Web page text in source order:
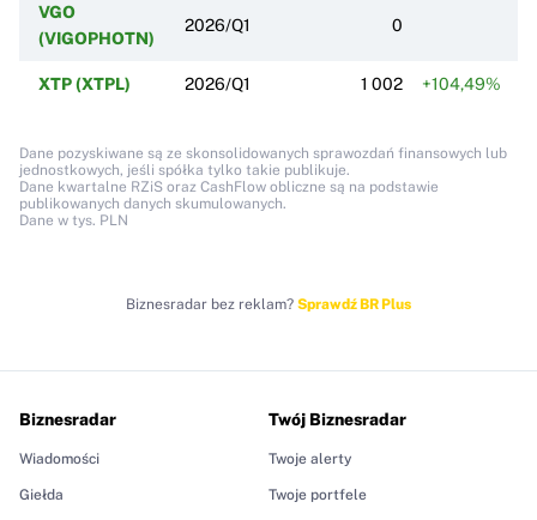
VGO
(VIGOPHOTN)
2026/Q1 0
XTP (XTPL) 2026/Q1 1 002 +104,49%
Dane pozyskiwane są ze skonsolidowanych sprawozdań finansowych lub
jednostkowych, jeśli spółka tylko takie publikuje.
Dane kwartalne RZiS oraz CashFlow obliczne są na podstawie
publikowanych danych skumulowanych.
Dane w tys. PLN
Biznesradar bez reklam? Sprawdź BR Plus
Biznesradar
Wiadomości
Giełda
Twój Biznesradar
Twoje alerty
Twoje portfele